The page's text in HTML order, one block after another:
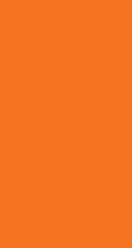
je kviz općeg
Edin.
kroz ovaj, ali i